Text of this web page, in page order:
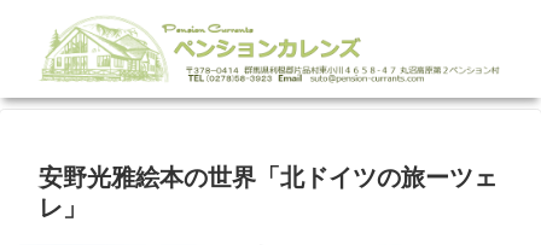
安野光雅絵本の世界「北ドイツの旅ーツェ
レ」